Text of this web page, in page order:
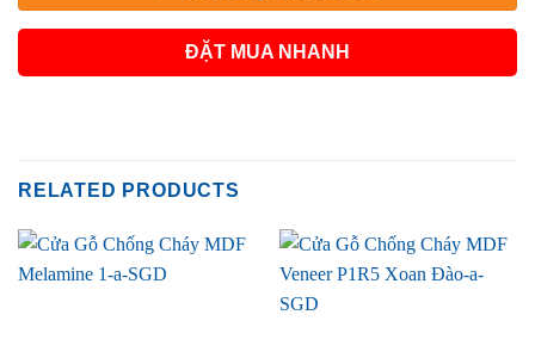
ĐẶT MUA NHANH
RELATED PRODUCTS